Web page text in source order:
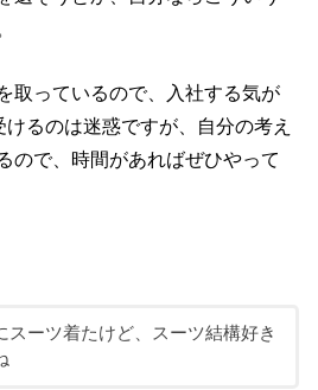
取っているので、入社する気が
けるのは迷惑ですが、自分の考え
ので、時間があればぜひやって
スーツ着たけど、スーツ結構好き